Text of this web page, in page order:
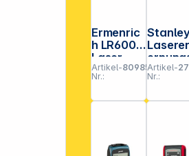
Ermenric
h LR600
Laser-
Entfernu
ngsmess
er
Artikel-
Nr.:
809853messer
bis 12m
Artikel-
Nr.: